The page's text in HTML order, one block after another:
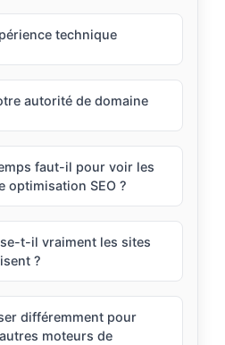
technique
autorité de domaine
faut-il pour voir les
optimisation SEO ?
t-il vraiment les sites
?
différemment pour
moteurs de